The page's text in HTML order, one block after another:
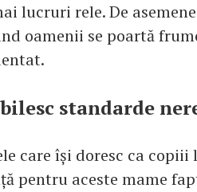
lucruri rele. De
oamenii se poartă
standarde
care își doresc ca
pentru aceste mame